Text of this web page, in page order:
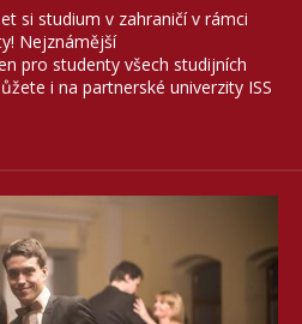
si studium v zahraničí v rámci
Nejznámější
pro studenty všech studijních
i na partnerské univerzity ISS